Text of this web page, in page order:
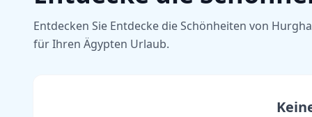
Entdecken Sie Entdecke die Schönheiten von
für Ihren Ägypten Urlaub.